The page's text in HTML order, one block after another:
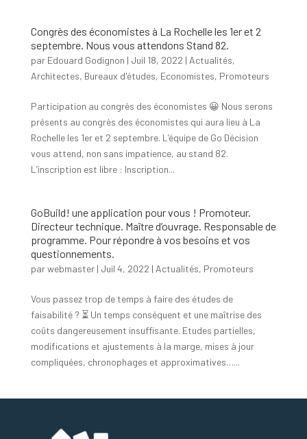
Congrès des économistes à La Rochelle les 1er et 2
septembre. Nous vous attendons Stand 82.
par Edouard Godignon | Juil 18, 2022 | Actualités,
Architectes, Bureaux d'études, Economistes, Promoteurs
Participation au congrès des économistes 😀 Nous serons
présents au congrès des économistes qui aura lieu à La
Rochelle les 1er et 2 septembre. L’équipe de Go Décision
vous attend, non sans impatience, au stand 82.
L’inscription est libre : Inscription...
GoBuild! une application pour vous ! Promoteur.
Directeur technique. Maître d’ouvrage. Responsable de
programme. Pour répondre à vos besoins et vos
questionnements.
parwebmaster| Juil 4, 2022 | Actualités, Promoteurs
Vous passez trop de temps à faire des études de
faisabilité ? ⏳ Un temps conséquent et une maîtrise des
coûts dangereusement insuffisante. Etudes partielles,
modifications et ajustements à la marge, mises à jour
compliquées, chronophages et approximatives…...